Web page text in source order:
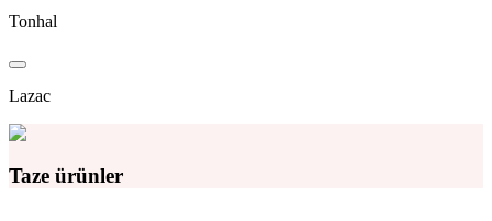
Tonhal
Lazac
Taze ürünler